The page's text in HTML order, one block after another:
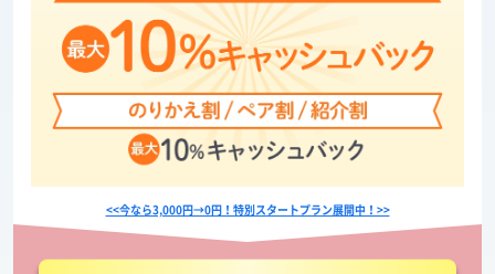
<<今なら3,000円→0円！特別スタートプラン展開中！>>